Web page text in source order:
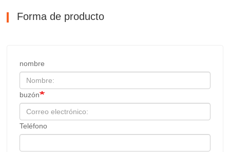
Forma de producto
nombre
buzón
Teléfono